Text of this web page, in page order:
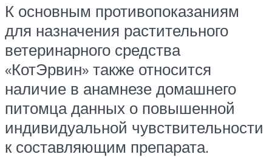
К основным противопоказаниям
для назначения растительного
ветеринарного средства
«КотЭрвин» также относится
наличие в анамнезе домашнего
питомца данных о повышенной
индивидуальной чувствительности
к составляющим препарата.